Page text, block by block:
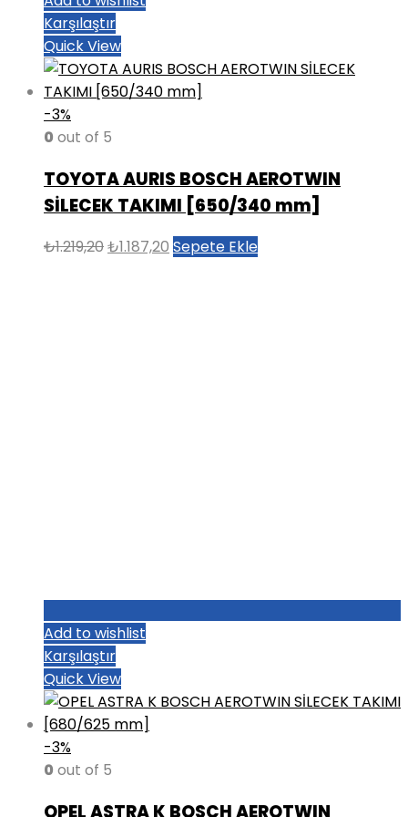
Karşılaştır
Quick View
-3%
0 out of 5
TOYOTA AURIS BOSCH AEROTWIN
SİLECEK TAKIMI [650/340 mm]
₺1.219,20Orijinal
₺1.187,20 Şu
Sepete Ekle
Add to wishlist
Karşılaştır
Quick View
-3%
0 out of 5
OPEL ASTRA K BOSCH AEROTWIN